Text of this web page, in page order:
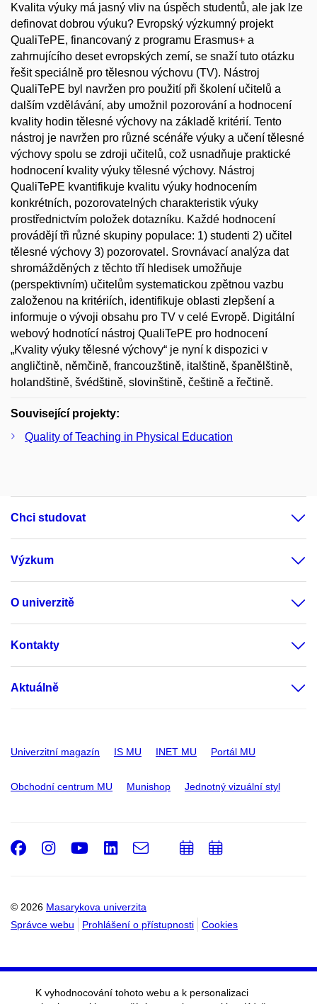
Kvalita výuky má jasný vliv na úspěch studentů, ale jak lze
definovat dobrou výuku? Evropský výzkumný projekt
QualiTePE, financovaný z programu Erasmus+ a
zahrnujícího deset evropských zemí, se snaží tuto otázku
řešit speciálně pro tělesnou výchovu (TV). Nástroj
QualiTePE byl navržen pro použití při školení učitelů a
dalším vzdělávání, aby umožnil pozorování a hodnocení
kvality hodin tělesné výchovy na základě kritérií. Tento
nástroj je navržen pro různé scénáře výuky a učení tělesné
výchovy spolu se zdroji učitelů, což usnadňuje praktické
hodnocení kvality výuky tělesné výchovy. Nástroj
QualiTePE kvantifikuje kvalitu výuky hodnocením
konkrétních, pozorovatelných charakteristik výuky
prostřednictvím položek dotazníku. Každé hodnocení
provádějí tři různé skupiny populace: 1) studenti 2) učitel
tělesné výchovy 3) pozorovatel. Srovnávací analýza dat
shromážděných z těchto tří hledisek umožňuje
(perspektivním) učitelům systematickou zpětnou vazbu
založenou na kritériích, identifikuje oblasti zlepšení a
informuje o vývoji obsahu pro TV v celé Evropě. Digitální
webový hodnotící nástroj QualiTePE pro hodnocení
„Kvality výuky tělesné výchovy“ je nyní k dispozici v
angličtině, němčině, francouzštině, italštině, španělštině,
holandštině, švédštině, slovinštině, češtině a řečtině.
Související projekty:
Quality of Teaching in Physical Education
Chci studovat
Výzkum
O univerzitě
Kontakty
Aktuálně
Univerzitní magazín IS MU INET MU Portál MU
Obchodní centrum MU Munishop Jednotný vizuální styl
© 2026 Masarykova univerzita
Správce webu
Prohlášení o přístupnosti Cookies
Facebook
Instagram
Youtube
LinkedIn
e-
Email
PřidatPřidat
K vyhodnocování tohoto webu a k personalizaci